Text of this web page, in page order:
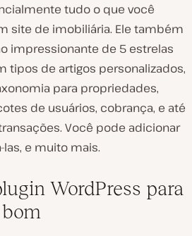
tudo o que você
site de imobiliária. Ele também
impressionante de 5 estrelas
tipos de artigos personalizados,
para propriedades,
de usuários, cobrança, e até
Você pode adicionar
e muito mais.
WordPress para